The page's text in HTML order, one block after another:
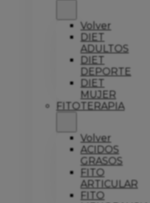
Volver
DIET
ADULTOS
DIET
DEPORTE
DIET
MUJER
FITOTERAPIA
Volver
ACIDOS
GRASOS
FITO
ARTICULAR
FITO